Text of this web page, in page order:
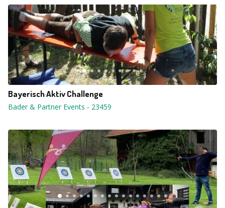
Bayerisch Aktiv Challenge
Bader & Partner Events - 23459